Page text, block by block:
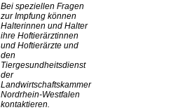
Bei speziellen Fragen
zur Impfung können
Halterinnen und Halter
ihre Hoftierärztinnen
und Hoftierärzte und
den
Tiergesundheitsdienst
der
Landwirtschaftskammer
Nordrhein-Westfalen
kontaktieren.